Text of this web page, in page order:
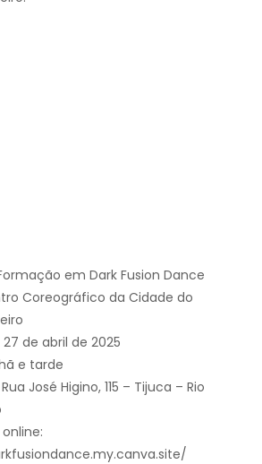
em Dark Fusion Dance
Coreográfico da Cidade do
de abril de 2025
e tarde
José Higino, 115 – Tijuca – Rio